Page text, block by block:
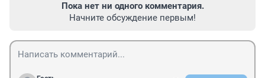
Пока нет ни одного комментария.
Начните обсуждение первым!